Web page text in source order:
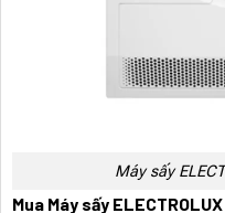
Máy sấy
Mua Máy sấy